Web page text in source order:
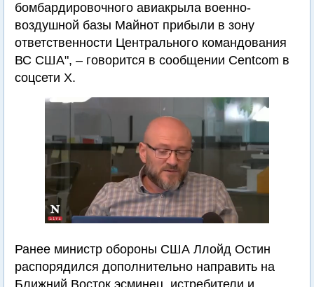
бомбардировочного авиакрыла военно-
воздушной базы Майнот прибыли в зону
ответственности Центрального командования
ВС США", – говорится в сообщении Centcom в
соцсети Х.
Ранее министр обороны США Ллойд Остин
распорядился дополнительно направить на
Ближний Восток эсминец, истребители и